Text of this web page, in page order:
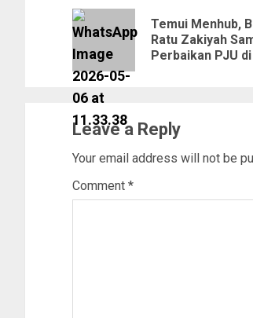
Temui Menhub,
Ratu Zakiyah
Perbaikan PJU
Leave a Reply
Your email address will not be
Comment *